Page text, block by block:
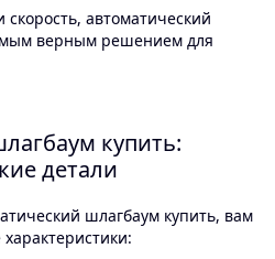
автоматический
верным решением для
купить:
детали
шлагбаум купить, вам